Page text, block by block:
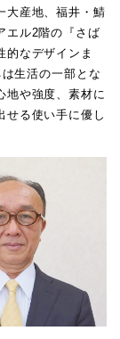
大産地、福井・鯖
エル2階の『さば
的なデザインま
生活の一部とな
地や強度、素材に
せる使い手に優し